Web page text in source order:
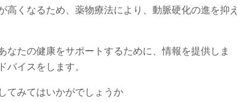
くなるため、薬物療法により、動脈硬化の進を抑え
たの健康をサポートするために、情報を提供しま
イスをします。
てみてはいかがでしょうか